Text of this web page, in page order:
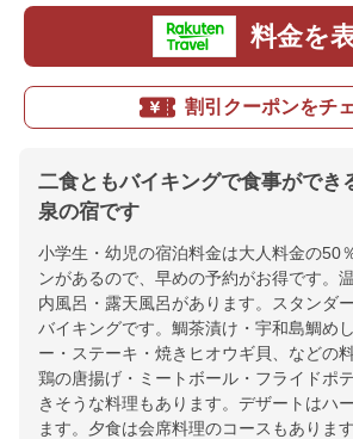
料金を
割引クーポンをチ
二食ともバイキングで食事ができ
泉の宿です
小学生・幼児の宿泊料金は大人料金の50
ンがあるので、早めの予約がお得です。
内風呂・露天風呂があります。スタンダ
バイキングです。鯛茶漬け・宇和島鯛め
ー・ステーキ・焼きヒオウギ貝、などの
鶏の唐揚げ・ミートボール・フライドポ
きそうな料理もあります。デザートはハ
ます。夕食は会席料理のコースもあります